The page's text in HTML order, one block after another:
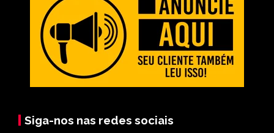
Siga-nos nas redes sociais